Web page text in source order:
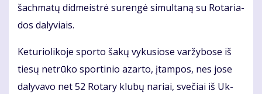
šach­ma­tų did­meist­rė su­ren­gė si­mul­ta­ną su Ro­ta­ria­
dos da­ly­viais.
Ke­tu­rio­li­ko­je spor­to ša­kų vy­ku­sio­se var­žy­bo­se iš
tie­sų ne­trū­ko spor­ti­nio azar­to, įtam­pos, nes jo­se
da­ly­va­vo net 52 Ro­ta­ry klu­bų na­riai, sve­čiai iš Uk­